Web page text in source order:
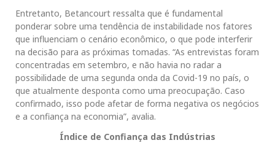
Entretanto, Betancourt ressalta que é fundamental
ponderar sobre uma tendência de instabilidade nos fatores
que influenciam o cenário econômico, o que pode interferir
na decisão para as próximas tomadas. “As entrevistas foram
concentradas em setembro, e não havia no radar a
possibilidade de uma segunda onda da Covid-19 no país, o
que atualmente desponta como uma preocupação. Caso
confirmado, isso pode afetar de forma negativa os negócios
e a confiança na economia”, avalia.
Índice de Confiança das Indústrias